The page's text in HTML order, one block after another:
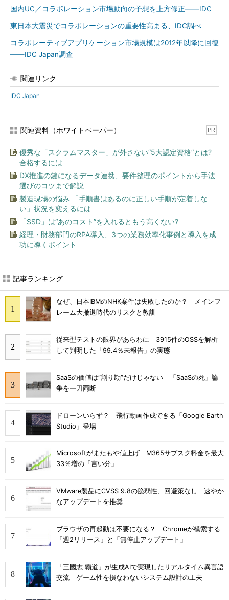
国内UC／コラボレーション市場動向の予想を上方修正――IDC
東日本大震災でコラボレーションの重要性高まる、IDC調べ
コラボレーティブアプリケーション市場規模は2012年以降に回復
――IDC Japan調査
関連リンク
IDC Japan
関連資料（ホワイトペーパー） PR
優秀な「スクラムマスター」が外さない“5大認定資格”とは?
合格するには
DX推進の鍵になるデータ連携、要件整理のポイントから手法
選びのコツまで解説
製造現場の悩み 「手順書はあるのに正しい手順が定着しな
い」状況を変えるには
「SSD」は“あのコスト”を入れるともう高くない?
経理・財務部門のRPA導入、3つの業務効率化事例と導入を成
功に導くポイント
記事ランキング
なぜ、日本IBMのNHK案件は失敗したのか？ メインフ
レーム大撤退時代のリスクと教訓
従来型テストの限界があらわに 3915件のOSSを解析
して判明した「99.4％未報告」の実態
SaaSの価値は“割り勘”だけじゃない 「SaaSの死」論
争を一刀両断
ドローンいらず？ 飛行動画作成できる「Google Earth
Studio」登場
Microsoftがまたもや値上げ M365サブスク料金を最大
33％増の「言い分」
VMware製品にCVSS 9.8の脆弱性、回避策なし 速やか
なアップデートを推奨
ブラウザの再起動は不要になる？ Chromeが模索する
「週2リリース」と「無停止アップデート」
「三國志 覇道」が生成AIで実現したリアルタイム異言語
交流 ゲーム性を損なわないシステム設計の工夫